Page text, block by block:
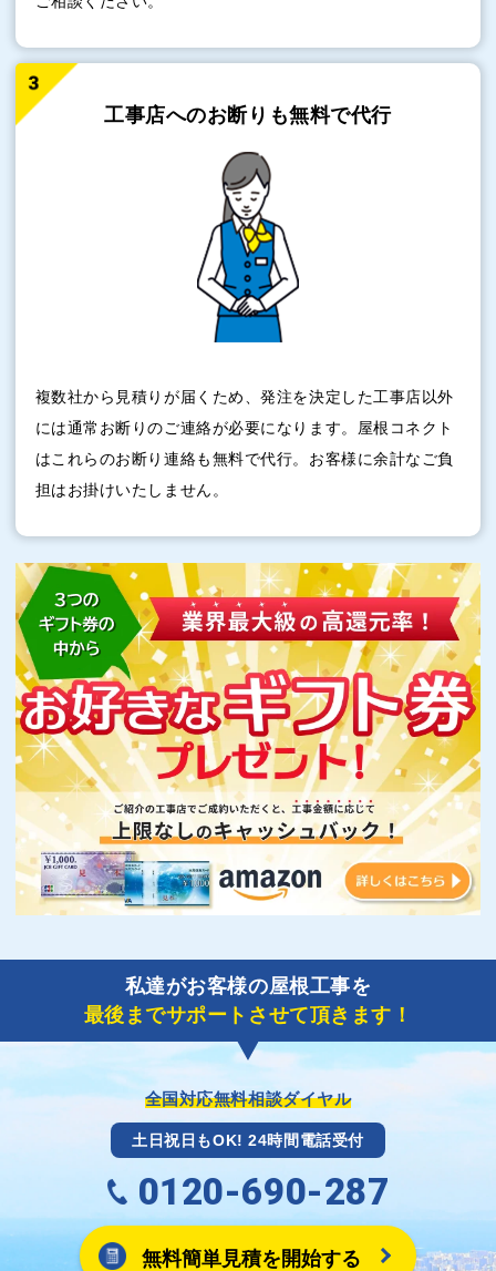
工事店へのお断りも無料で代行
複数社から見積りが届くため、発注を決定した工事店以外
には通常お断りのご連絡が必要になります。屋根コネクト
はこれらのお断り連絡も無料で代行。お客様に余計なご負
担はお掛けいたしません。
私達がお客様の屋根工事を
最後までサポートさせて頂きます！
全国対応無料相談ダイヤル
土日祝日もOK! 24時間電話受付
0120-690-287
無料簡単見積を開始する